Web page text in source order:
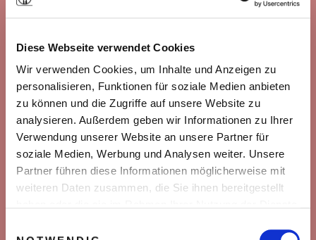
Diese Webseite verwendet Cookies
Wir verwenden Cookies, um Inhalte und Anzeigen zu
personalisieren, Funktionen für soziale Medien anbieten
zu können und die Zugriffe auf unsere Website zu
analysieren. Außerdem geben wir Informationen zu Ihrer
Verwendung unserer Website an unsere Partner für
soziale Medien, Werbung und Analysen weiter. Unsere
Partner führen diese Informationen möglicherweise mit
weiteren Daten zusammen, die Sie ihnen bereitgestellt
überrascht.
Nicht nur, dass uns das
Ansprechen von Frauen auf einmal
total leicht viel …
Nicht nur, dass wir reihenweise
…